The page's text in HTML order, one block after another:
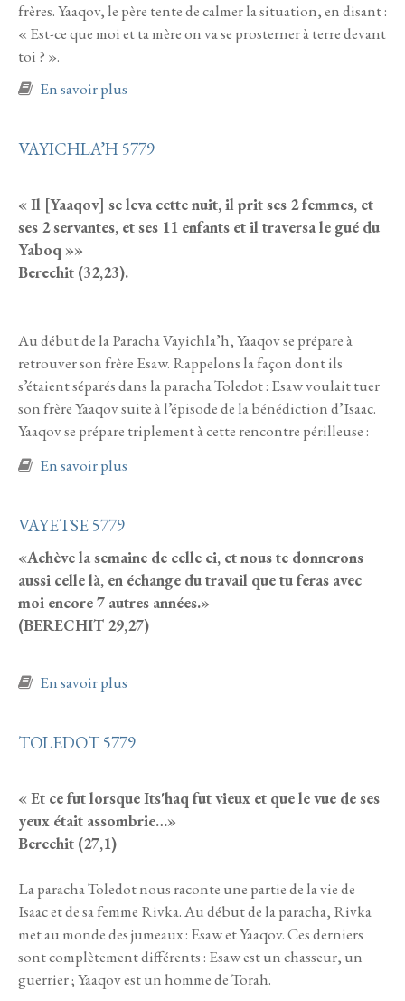
frères. Yaaqov, le père tente de calmer la situation, en disant :
« Est-ce que moi et ta mère on va se prosterner à terre devant
toi ? ».
En savoir plus
VAYICHLA’H 5779
« Il [Yaaqov] se leva cette nuit, il prit ses 2 femmes, et
ses 2 servantes, et ses 11 enfants et il traversa le gué du
Yaboq »»
Berechit (32,23).
Au début de la Paracha Vayichla’h, Yaaqov se prépare à
retrouver son frère Esaw. Rappelons la façon dont ils
s’étaient séparés dans la paracha Toledot : Esaw voulait tuer
son frère Yaaqov suite à l’épisode de la bénédiction d’Isaac.
Yaaqov se prépare triplement à cette rencontre périlleuse :
En savoir plus
VAYETSE 5779
«Achève la semaine de celle ci, et nous te donnerons
aussi celle là, en échange du travail que tu feras avec
moi encore 7 autres années.»
(BERECHIT 29,27)
En savoir plus
TOLEDOT 5779
« Et ce fut lorsque Its'haq fut vieux et que le vue de ses
yeux était assombrie…»
Berechit (27,1)
La paracha Toledot nous raconte une partie de la vie de
Isaac et de sa femme Rivka. Au début de la paracha, Rivka
met au monde des jumeaux : Esaw et Yaaqov. Ces derniers
sont complètement différents : Esaw est un chasseur, un
guerrier ; Yaaqov est un homme de Torah.